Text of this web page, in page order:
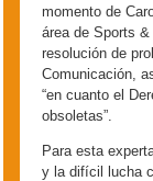
momento de
área de Sports
resolución de
Comunicación,
“en cuanto el
obsoletas”.
Para esta
y la difícil lucha